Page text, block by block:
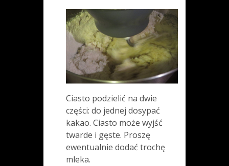
Ciasto podzielić na dwie
części: do jednej dosypać
kakao. Ciasto może wyjść
twarde i gęste. Proszę
ewentualnie dodać trochę
mleka.